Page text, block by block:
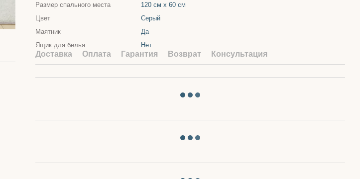
Размер спального места
120 см х 60 см
Цвет
Серый
Маятник
Да
Ящик для белья
Нет
Доставка Оплата Гарантия Возврат Консультация